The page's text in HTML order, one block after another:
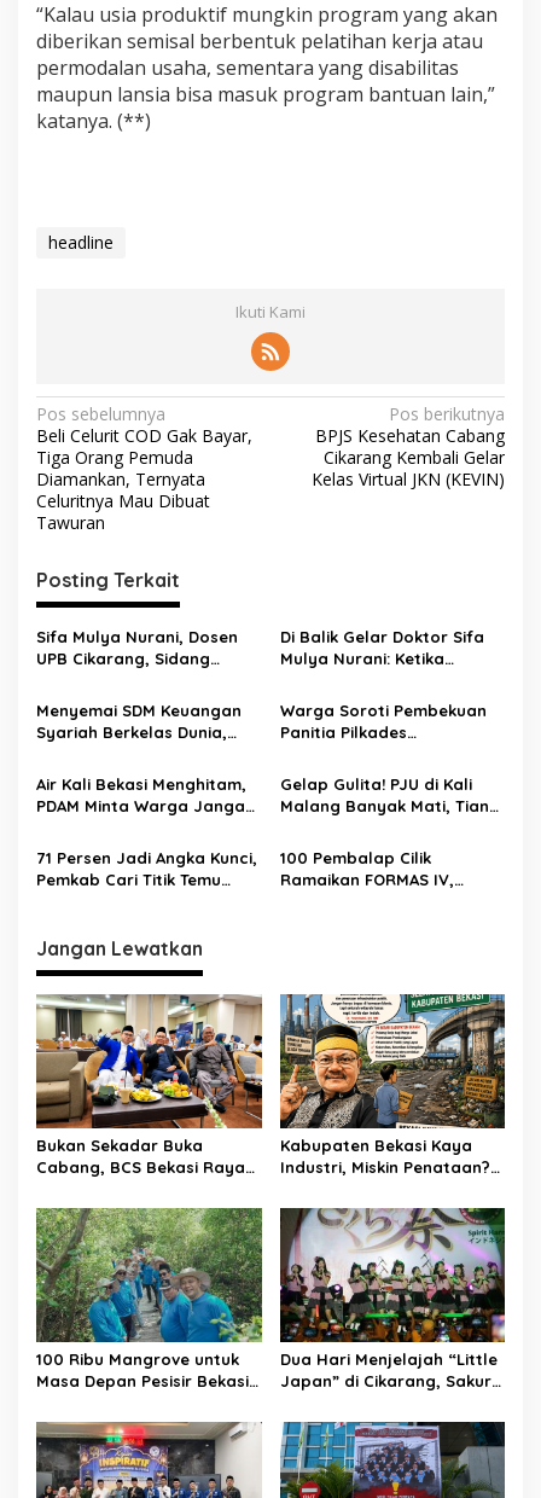
“Kalau usia produktif mungkin program yang akan
diberikan semisal berbentuk pelatihan kerja atau
permodalan usaha, sementara yang disabilitas
maupun lansia bisa masuk program bantuan lain,”
katanya. (**)
headline
Ikuti Kami
Pos sebelumnya
Beli Celurit COD Gak Bayar,
Tiga Orang Pemuda
Diamankan, Ternyata
Celuritnya Mau Dibuat
Tawuran
Pos berikutnya
BPJS Kesehatan Cabang
Cikarang Kembali Gelar
Kelas Virtual JKN (KEVIN)
Posting Terkait
Sifa Mulya Nurani, Dosen
UPB Cikarang, Sidang
dipimpin Prof. Dr. H. Aden
Rosadi Dosen UIN SGD asal
Bekasi
Di Balik Gelar Doktor Sifa
Mulya Nurani: Ketika
Menyelamatkan Masa
Depan Anak Indonesia
Menyemai SDM Keuangan
Syariah Berkelas Dunia,
Akreditasi Unggul
Warga Soroti Pembekuan
Panitia Pilkades
Intervensi
Air Kali Bekasi Menghitam,
PDAM Minta Warga Jangan
Gelap Gulita! PJU di Kali
Malang Banyak Mati, Tiang
Waswas
71 Persen Jadi Angka Kunci,
Pemkab Cari Titik Temu
100 Pembalap Cilik
Ramaikan FORMAS IV,
Jangan Lewatkan
Bukan Sekadar Buka
Cabang, BCS Bekasi Raya
Allah
Kabupaten Bekasi Kaya
Industri, Miskin Penataan?
di Hari Jadi ke-76
100 Ribu Mangrove untuk
Masa Depan Pesisir Bekasi:
Jababeka Menanam
Harapan yang Tumbuh
Bersama Warga
Dua Hari Menjelajah “Little
Japan” di Cikarang, Sakura
Jababeka Jadi Magnet
Wisata Budaya